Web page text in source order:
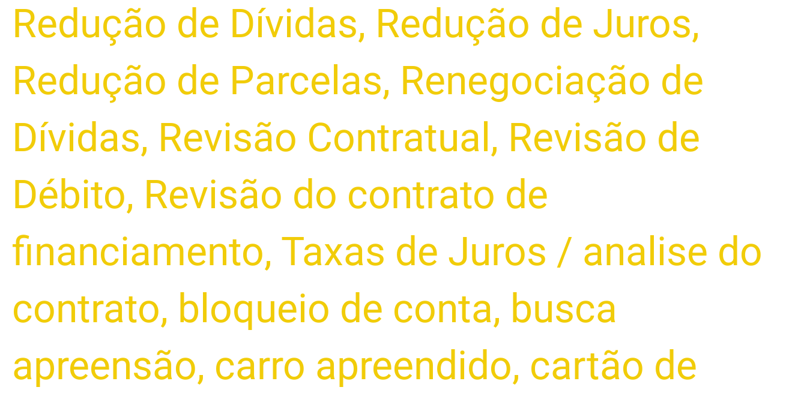
Redução de Dívidas, Redução de Juros,
Redução de Parcelas, Renegociação de
Dívidas, Revisão Contratual , Revisão de
Débito, Revisão do contrato de
financiamento, Taxas de Juros / analise do
contrato, bloqueio de conta, busca
apreensão, carro apreendido, cartão de